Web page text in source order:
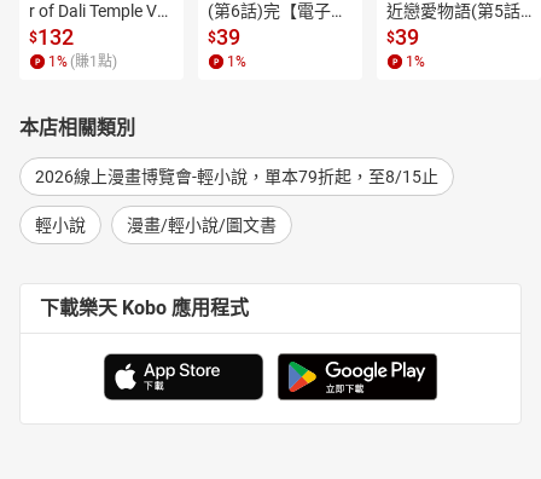
r of Dali Temple Vo
l.6【有聲書】
$132
1 % (賺1 點)
(第6話)完【電子
書】
$39
1 %
近戀愛物語(第5話)
【電子書】
$39
1 %
本店相關類別
2026線上漫畫博覽會-輕小說，單本79折起，至8/15止
輕小說 漫畫/輕小說/圖文書
下載樂天 Kobo 應用程式